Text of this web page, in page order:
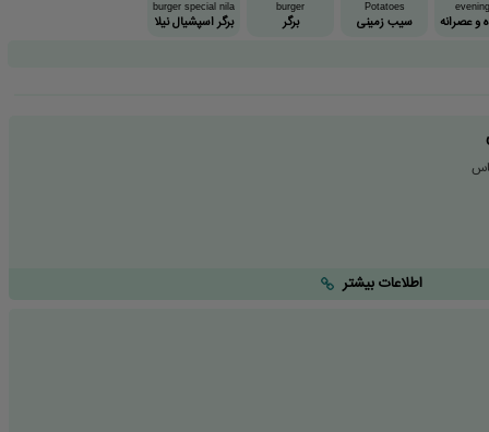
و عصرانه
Potatoes
سیب زمینی
burger
برگر
burger special nila
برگر اسپشیال نیلا
اطلاعات بیشتر